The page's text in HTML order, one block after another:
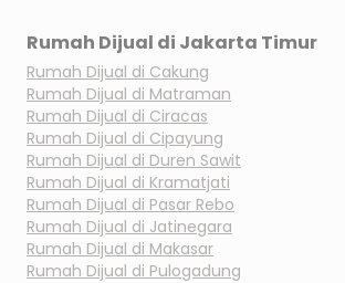
Rumah Dijual di Jakarta Timur
Rumah Dijual di Cakung
Rumah Dijual di Matraman
Rumah Dijual di Ciracas
Rumah Dijual di Cipayung
Rumah Dijual di Duren Sawit
Rumah Dijual di Kramatjati
Rumah Dijual di Pasar Rebo
Rumah Dijual di Jatinegara
Rumah Dijual di Makasar
Rumah Dijual di Pulogadung